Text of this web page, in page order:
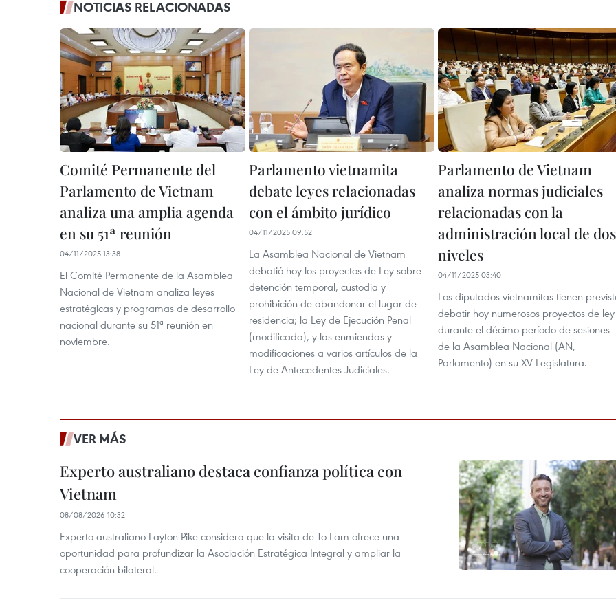
NOTICIAS RELACIONADAS
Comité Permanente del
Parlamento de Vietnam
analiza una amplia agenda
en su 51ª reunión
04/11/2025 13:38
El Comité Permanente de la Asamblea
Nacional de Vietnam analiza leyes
estratégicas y programas de desarrollo
nacional durante su 51ª reunión en
noviembre.
Parlamento vietnamita
debate leyes relacionadas
con el ámbito jurídico
04/11/2025 09:52
La Asamblea Nacional de Vietnam
debatió hoy los proyectos de Ley sobre
detención temporal, custodia y
prohibición de abandonar el lugar de
residencia; la Ley de Ejecución Penal
(modificada); y las enmiendas y
modificaciones a varios artículos de la
Ley de Antecedentes Judiciales.
Parlamento de Vietnam
analiza normas judiciales
relacionadas con la
administración local de dos
niveles
04/11/2025 03:40
Los diputados vietnamitas tienen
debatir hoy numerosos proyectos de ley
durante el décimo período de sesiones
de la Asamblea Nacional (AN,
Parlamento) en su XV Legislatura.
VER MÁS
Experto australiano destaca confianza política con
Vietnam
08/08/2026 10:32
Experto australiano Layton Pike considera que la visita de To Lam ofrece una
oportunidad para profundizar la Asociación Estratégica Integral y ampliar la
cooperación bilateral.